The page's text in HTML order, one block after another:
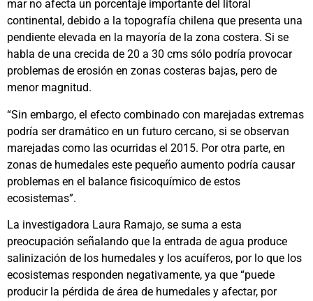
mar no afecta un porcentaje importante del litoral
continental, debido a la topografía chilena que presenta una
pendiente elevada en la mayoría de la zona costera. Si se
habla de una crecida de 20 a 30 cms sólo podría provocar
problemas de erosión en zonas costeras bajas, pero de
menor magnitud.
“Sin embargo, el efecto combinado con marejadas extremas
podría ser dramático en un futuro cercano, si se observan
marejadas como las ocurridas el 2015. Por otra parte, en
zonas de humedales este pequeño aumento podría causar
problemas en el balance fisicoquímico de estos
ecosistemas”.
La investigadora Laura Ramajo, se suma a esta
preocupación señalando que la entrada de agua produce
salinización de los humedales y los acuíferos, por lo que los
ecosistemas responden negativamente, ya que “puede
producir la pérdida de área de humedales y afectar, por